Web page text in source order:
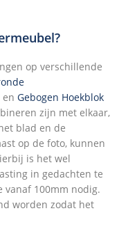
op verschillende
en Gebogen Hoekblok
zijn met elkaar,
blad en de
op de foto, kunnen
is het wel
in gedachten te
100mm nodig.
worden zodat het